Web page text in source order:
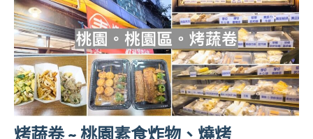
烤蔬卷 ~ 桃園素食炸物、燒烤